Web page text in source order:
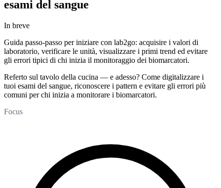
esami del sangue
In breve
Guida passo-passo per iniziare con lab2go: acquisire i valori di
laboratorio, verificare le unità, visualizzare i primi trend ed evitare
gli errori tipici di chi inizia il monitoraggio dei biomarcatori.
Referto sul tavolo della cucina — e adesso? Come digitalizzare i
tuoi esami del sangue, riconoscere i pattern e evitare gli errori più
comuni per chi inizia a monitorare i biomarcatori.
Focus